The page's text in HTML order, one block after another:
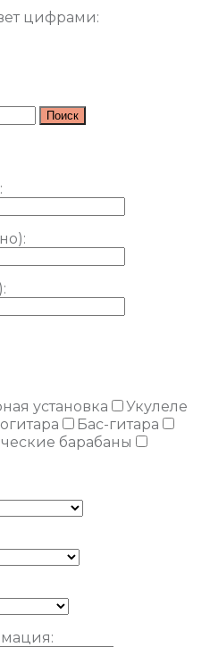
цифрами:
:
установка
Укулеле
Бас-гитара
барабаны